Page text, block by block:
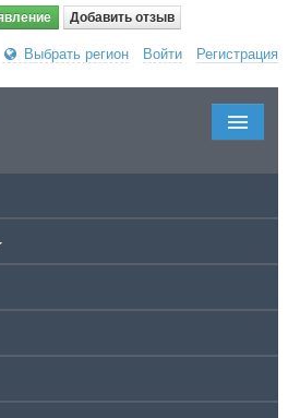
Добавить отзыв
Выбрать регион Войти Регистрация